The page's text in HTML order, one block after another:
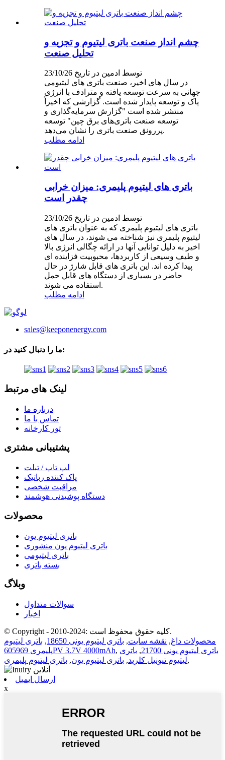
چشم انداز صنعت باتری لیتیوم و تجزیه و
تحلیل صنعت
توسط ادمین در تاریخ 23/10/26
در سال های اخیر، صنعت باتری های لیتیومی
جهانی به سرعت توسعه یافته و مترادف با انرژی
پاک و توسعه پایدار شده است. گزارشی که اخیراً
منتشر شده است "گزارش سرمایه‌گذاری و
توسعه صنعت باتری‌های برق چین" توسعه
پررونق صنعت باتری را نشان می‌دهد.
ادامه مطلب
باتری های لیتیوم پلیمری: میزان خرابی
چقدر است
توسط ادمین در تاریخ 23/10/26
باتری های لیتیوم پلیمری که به عنوان باتری های
لیتیوم پلیمری نیز شناخته می شوند، در سال های
اخیر به دلیل توانایی آنها در ارائه چگالی انرژی بالا
و طیف وسیعی از کاربردها، محبوبیت فزاینده ای
پیدا کرده اند. این باتری های قابل شارژ در حال
حاضر در بسیاری از دستگاه های قابل حمل
استفاده می شوند.
ادامه مطلب
sales@keeponenergy.com
ما را دنبال کنید در:
لینک های مرتبط
درباره ما
تماس با ما
تور کارخانه
پشتیبانی مشتری
لپ تاپ / تبلت
پاک کننده رباتیک
مراقبت شخصی
دستگاه پوشیدنی هوشمند
محصولات
باتری لیتیوم یون
باتری لیتیوم یون منشوری
باتری لیتیومی
بسته باتری
وبلاگ
سوالات متداول
اخبار
© Copyright - 2010-2024: کلیه حقوق محفوظ است.
محصولات داغ, نقشه سایت, باتری لیتیوم یونی 18650 , باتری لیتیوم
پلیمری 605969PV 3.7V 4000mAh, باتری لیتیوم یونی 21700 , باتری
لیتیوم تیونیل کلرید, باتری لیتیوم یون, باتری لیتیوم پلیمری ,
ارسال ایمیل
x